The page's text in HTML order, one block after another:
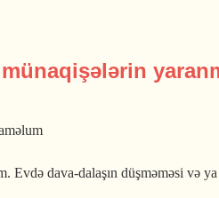
Evdə dava-dalaşın düşməməsi və